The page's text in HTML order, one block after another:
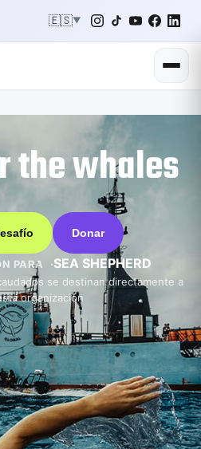
🇪🇸▼
the whales
Donar
PARA SEA SHEPHERD
se destinan directamente a
organización